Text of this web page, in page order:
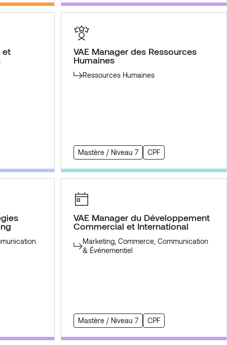
et VAE Manager des Ressources
Humaines
Ressources Humaines
Mastère / Niveau 7 CPF
VAE Manager du Développement
Commercial et International
Marketing, Commerce, Communication
& Événementiel
Mastère / Niveau 7 CPF